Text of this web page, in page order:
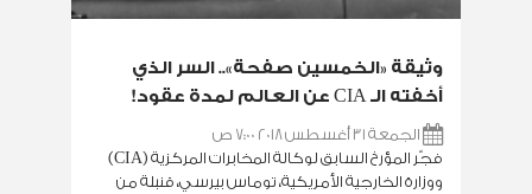
وثيقة «الخمسين صفحة».. السر الذي
أخفته الـ CIA عن العالم لمدة عقود!
الجمعة 31 أغسطس 2018 7:00 ص
فجّر المؤرخ السابق لوكالة المخابرات المركزية (CIA)
ووزارة الخارجية الأمريكية، توماس بيرسي، قنبلة من